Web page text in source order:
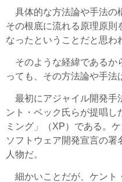
具体的な方法論や手法の
その根底に流れる原理原則
なったということだと思わ
そのような経緯であるか
っても、その方法論や手法
最初にアジャイル開発手
ント・ベック氏らが提唱し
ミング」（XP）である。
ソフトウェア開発宣言の署
人物だ。
細かいことだが、ケント